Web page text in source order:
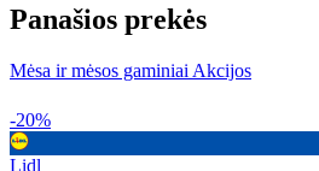
Panašios prekės
Mėsa ir mėsos gaminiai Akcijos
-20%
Lidl